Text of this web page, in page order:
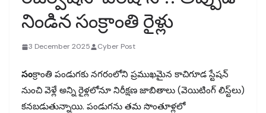
నిండిన సంక్రాంతి రైళ్లు
3 December 2025 Cyber Post
సంక్రాంతి పండుగకు నగరంలోని ప్రముఖమైన కాచిగూడ స్టేషన్‌
నుంచి వెళ్లే అన్ని రైళ్లలోనూ నిరీక్షణ జాబితాలు (వెయిటింగ్‌ లిస్ట్‌లు)
కనబడుతున్నాయి. పండుగను తమ సొంతూళ్లలో